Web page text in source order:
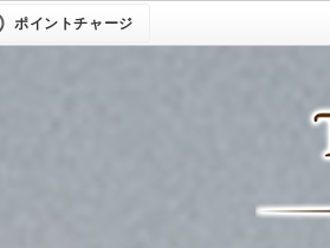
ポイントチャージ